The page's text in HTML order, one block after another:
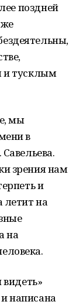
поздней
и тусклым
мы
в
зрения нам
и
летит на
на
видеть»
написана